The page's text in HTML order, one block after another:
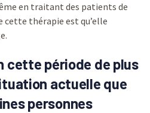
en traitant des patients de
cette thérapie est qu’elle
cette période de plus
actuelle que
personnes